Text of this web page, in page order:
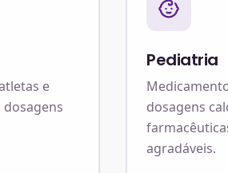
e
Pediatria
dosagens
agradáveis.